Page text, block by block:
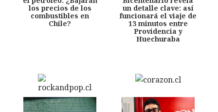
los precios de los
combustibles en
Chile?
un detalle clave: así
funcionará el viaje de
13 minutos entre
Providencia y
Huechuraba